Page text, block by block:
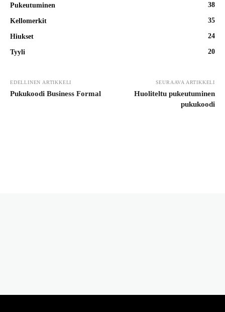
Pukeutuminen 38
Kellomerkit 35
Hiukset 24
Tyyli 20
EDELLINEN ARTIKKELI
Pukukoodi Business Formal
SEURAAVA ARTIKKELI
Huoliteltu pukeutuminen
pukukoodi